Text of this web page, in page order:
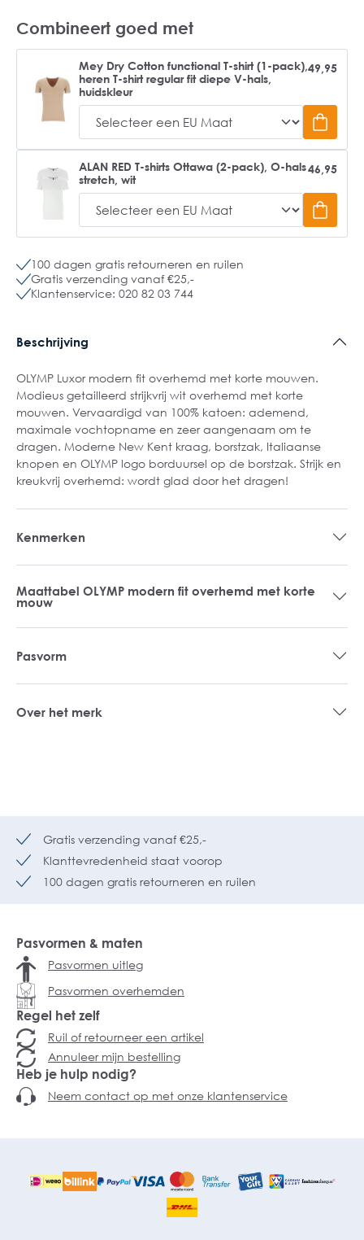
Combineert goed met
Mey Dry Cotton functional T-shirt (1-pack),
heren T-shirt regular fit diepe V-hals,
huidskleur
49,95
ALAN RED T-shirts Ottawa (2-pack), O-hals
stretch, wit
46,95
100 dagen gratis retourneren en ruilen
Gratis verzending vanaf €25,-
Klantenservice: 020 82 03 744
Beschrijving
OLYMP Luxor modern fit overhemd met korte mouwen.
Modieus getailleerd strijkvrij wit overhemd met korte
mouwen. Vervaardigd van 100% katoen: ademend,
maximale vochtopname en zeer aangenaam om te
dragen. Moderne New Kent kraag, borstzak, Italiaanse
knopen en OLYMP logo borduursel op de borstzak. Strijk en
kreukvrij overhemd: wordt glad door het dragen!
Kenmerken
Maattabel OLYMP modern fit overhemd met korte
mouw
Pasvorm
Over het merk
Gratis verzending vanaf €25,-
Klanttevredenheid staat voorop
100 dagen gratis retourneren en ruilen
Pasvormen & maten
Pasvormen uitleg
Pasvormen overhemden
Regel het zelf
Ruil of retourneer een artikel
Annuleer mijn bestelling
Heb je hulp nodig?
Neem contact op met onze klantenservice